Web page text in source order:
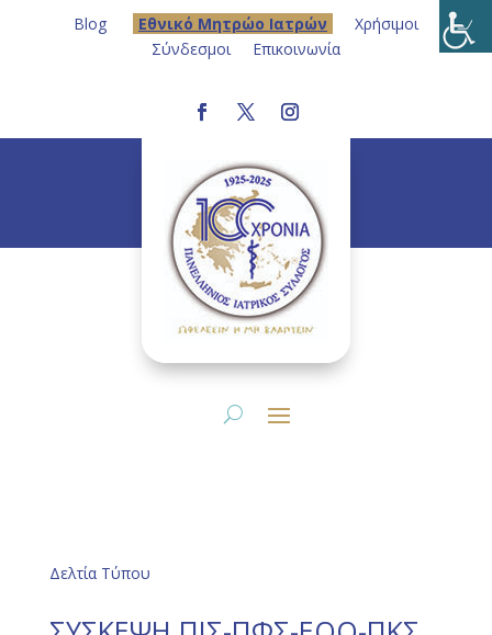
Blog Eθνικό Μητρώο Ιατρών
Χρήσιμοι
Σύνδεσμοι
Επικοινωνία
Δελτία Τύπου